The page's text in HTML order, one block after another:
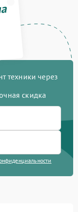
техники через
скидка